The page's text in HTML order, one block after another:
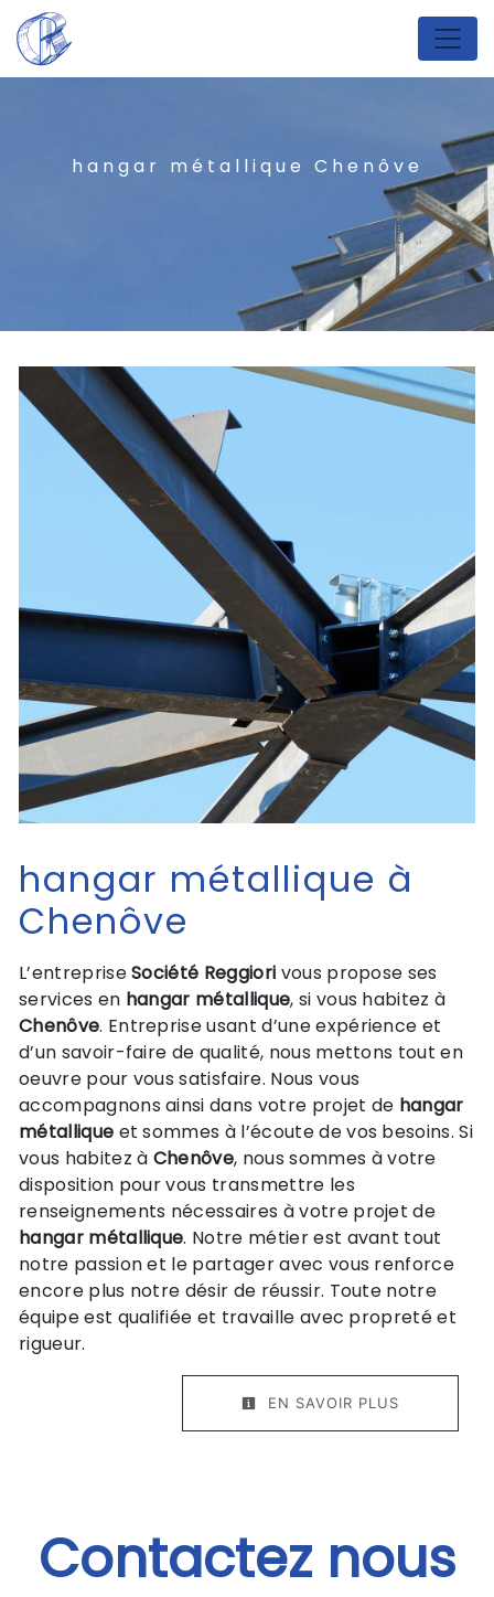
Panneau de gestion des cookies
hangar métallique Chenôve
hangar métallique à
Chenôve
L’entrepriseSociété Reggiori vous propose ses
services en hangar métallique, si vous habitez à
Chenôve. Entreprise usant d’une expérience et
d’un savoir-faire de qualité, nous mettons tout en
oeuvre pour vous satisfaire. Nous vous
accompagnons ainsi dans votre projet de hangar
métallique et sommes à l’écoute de vos besoins. Si
vous habitez à Chenôve, nous sommes à votre
disposition pour vous transmettre les
renseignements nécessaires à votre projet de
hangar métallique. Notre métier est avant tout
notre passion et le partager avec vous renforce
encore plus notre désir de réussir. Toute notre
équipe est qualifiée et travaille avec propreté et
rigueur.
EN SAVOIR PLUS
Contactez nous